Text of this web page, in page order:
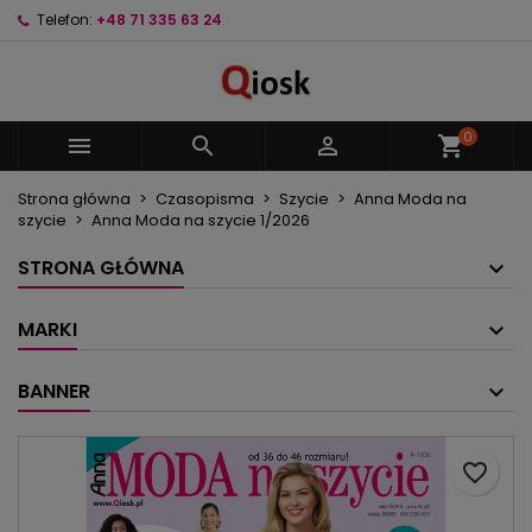
Telefon: +48 71 335 63 24
   shopping_cart0
Strona główna Czasopisma Szycie
Anna Moda na
szycie
Anna Moda na szycie 1/2026
STRONA GŁÓWNA
MARKI
BANNER
favorite_border
Nazwa listy życzeń
Anuluj
Musisz być zalogowany by zapisać produkty na
swojej liście życzeń.
Anuluj Zaloguj się